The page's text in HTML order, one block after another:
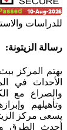
للدراسات
Toggle
Bar
Area
رسالة الزيتونة:
يهتم المركز
الأحداث في
والصراع مع
وتأهيلهم
يسعى مركز
أحدث الطرق